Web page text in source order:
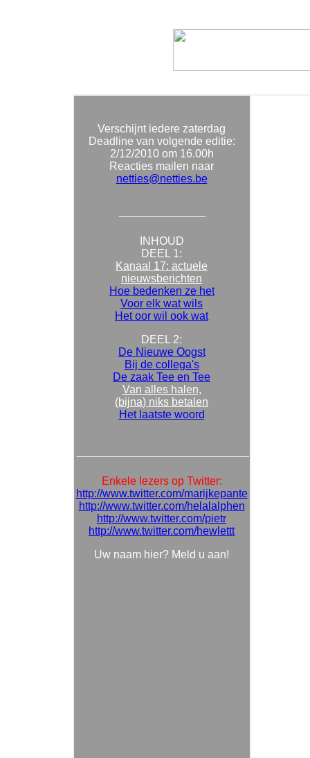
Verschijnt iedere zaterdag
Deadline van volgende editie:
2/12/2010 om 16.00h
Reacties mailen naar
netties@netties.be
INHOUD
DEEL 1:
Kanaal 17: actuele
nieuwsberichten
Hoe bedenken ze het
Voor elk wat wils
Het oor wil ook wat
DEEL 2:
De Nieuwe Oogst
Bij de collega's
De zaak Tee en Tee
Van alles halen,
(bijna) niks betalen
Het laatste woord
Enkele lezers op Twitter:
http://www.twitter.com/marijkepante
http://www.twitter.com/helalalphen
http://www.twitter.com/pietr
http://www.twitter.com/hewlettt
Uw naam hier? Meld u aan!